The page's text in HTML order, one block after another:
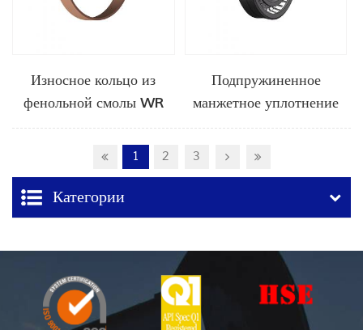
Износное кольцо из
фенольной смолы WR
Подпружиненное
манжетное уплотнение
из ПТФЭ
1 2 3
Категории